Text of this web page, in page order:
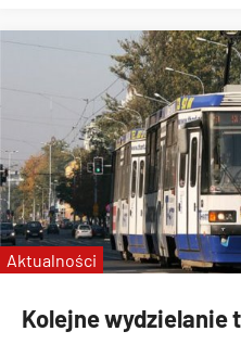
Kolejne wydzielanie
Aktualności